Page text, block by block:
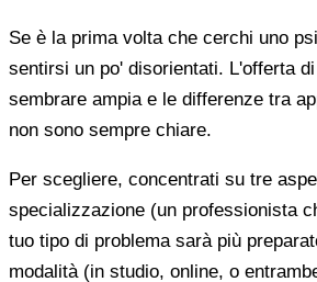
Se è la prima volta che cerchi uno
sentirsi un po' disorientati. L'offerta
sembrare ampia e le differenze tra
non sono sempre chiare.
Per scegliere, concentrati su tre
specializzazione (un professionista
tuo tipo di problema sarà più
modalità (in studio, online, o